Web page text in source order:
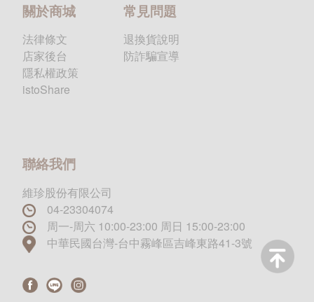
關於商城
法律條文
店家後台
隱私權政策
istoShare
常見問題
退換貨說明
防詐騙宣導
聯絡我們
維珍股份有限公司
04-23304074
周一-周六 10:00-23:00 周日 15:00-23:00
中華民國台灣-台中霧峰區吉峰東路41-3號